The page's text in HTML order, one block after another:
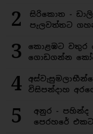
2
සිරිකොත -
පැලවත්තට
3
කොළඹට වතුර
ගොඩගන්න
4
විසිපන්දාහ
5
අනුර -
පෙරහරේ එකට